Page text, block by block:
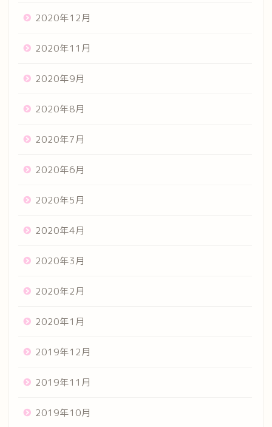
2020年12月
2020年11月
2020年9月
2020年8月
2020年7月
2020年6月
2020年5月
2020年4月
2020年3月
2020年2月
2020年1月
2019年12月
2019年11月
2019年10月